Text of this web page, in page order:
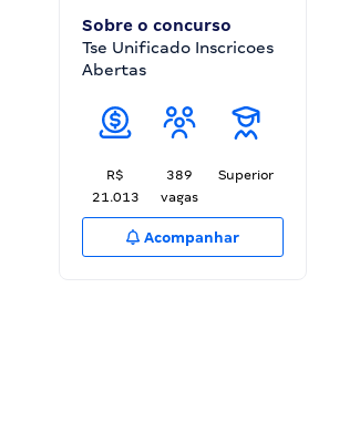
Sobre o concurso
Tse Unificado Inscricoes
Abertas
R$
21.013
389
vagas
Superior
Acompanhar